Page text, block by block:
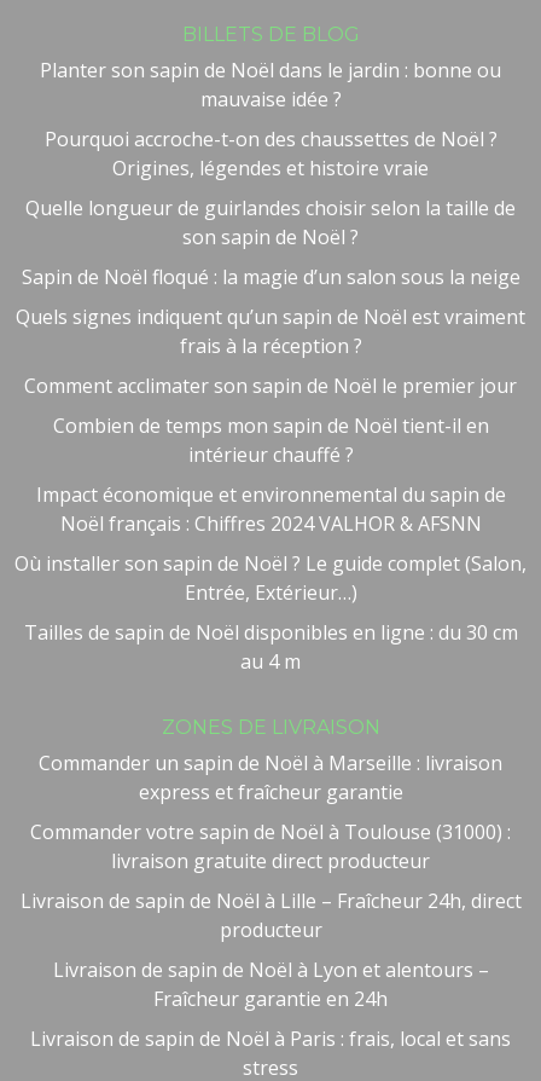
BILLETS DE BLOG
Planter son sapin de Noël dans le jardin : bonne ou
mauvaise idée ?
Pourquoi accroche-t-on des chaussettes de Noël ?
Origines, légendes et histoire vraie
Quelle longueur de guirlandes choisir selon la taille de
son sapin de Noël ?
Sapin de Noël floqué : la magie d’un salon sous la neige
Quels signes indiquent qu’un sapin de Noël est vraiment
frais à la réception ?
Comment acclimater son sapin de Noël le premier jour
Combien de temps mon sapin de Noël tient-il en
intérieur chauffé ?
Impact économique et environnemental du sapin de
Noël français : Chiffres 2024 VALHOR & AFSNN
Où installer son sapin de Noël ? Le guide complet (Salon,
Entrée, Extérieur…)
Tailles de sapin de Noël disponibles en ligne : du 30 cm
au 4 m
ZONES DE LIVRAISON
Commander un sapin de Noël à Marseille : livraison
express et fraîcheur garantie
Commander votre sapin de Noël à Toulouse (31000) :
livraison gratuite direct producteur
Livraison de sapin de Noël à Lille – Fraîcheur 24h, direct
producteur
Livraison de sapin de Noël à Lyon et alentours –
Fraîcheur garantie en 24h
Livraison de sapin de Noël à Paris : frais, local et sans
stress
Besoin d'aide ?
Bienvenue chez NOEL VERT